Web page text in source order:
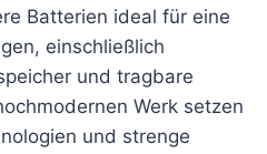
Batterien ideal für eine
einschließlich
und tragbare
Werk setzen
und strenge